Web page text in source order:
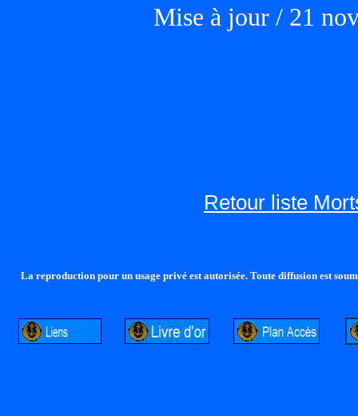
Mise à jour / 21
Retour liste
La reproduction pour un usage privé est autorisée. Toute diffusion est